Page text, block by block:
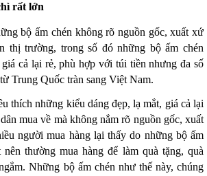
rất lớn
bộ ấm chén không rõ nguồn gốc, xuất xứ
thị trường, trong số đó những bộ ấm chén
giá cả lại rẻ, phù hợp với túi tiền nhưng đa số
Trung Quốc tràn sang Việt Nam.
thích những kiểu dáng đẹp, lạ mắt, giá cả lại
mua về mà không nắm rõ nguồn gốc, xuất
người mua hàng lại thấy do những bộ ấm
thường mua hàng để làm quà tặng, quà
Những bộ ấm chén như thế này, chúng